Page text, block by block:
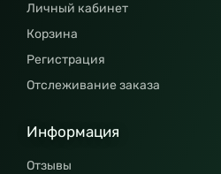
Личный кабинет
Корзина
Регистрация
Отслеживание заказа
Информация
Отзывы